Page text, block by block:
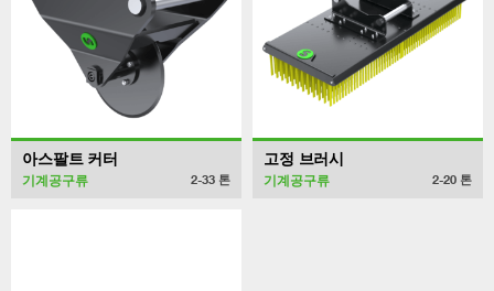
아스팔트 커터
기계공구류 2-33 톤
고정 브러시
기계공구류 2-20 톤